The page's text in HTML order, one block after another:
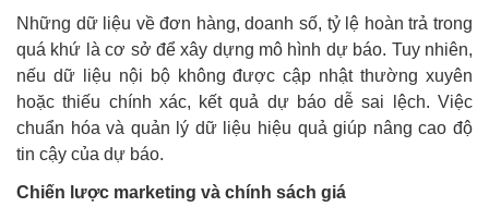
Những dữ liệu về đơn hàng, doanh số, tỷ lệ hoàn trả trong
quá khứ là cơ sở để xây dựng mô hình dự báo. Tuy nhiên,
nếu dữ liệu nội bộ không được cập nhật thường xuyên
hoặc thiếu chính xác, kết quả dự báo dễ sai lệch. Việc
chuẩn hóa và quản lý dữ liệu hiệu quả giúp nâng cao độ
tin cậy của dự báo.
Chiến lược marketing và chính sách giá